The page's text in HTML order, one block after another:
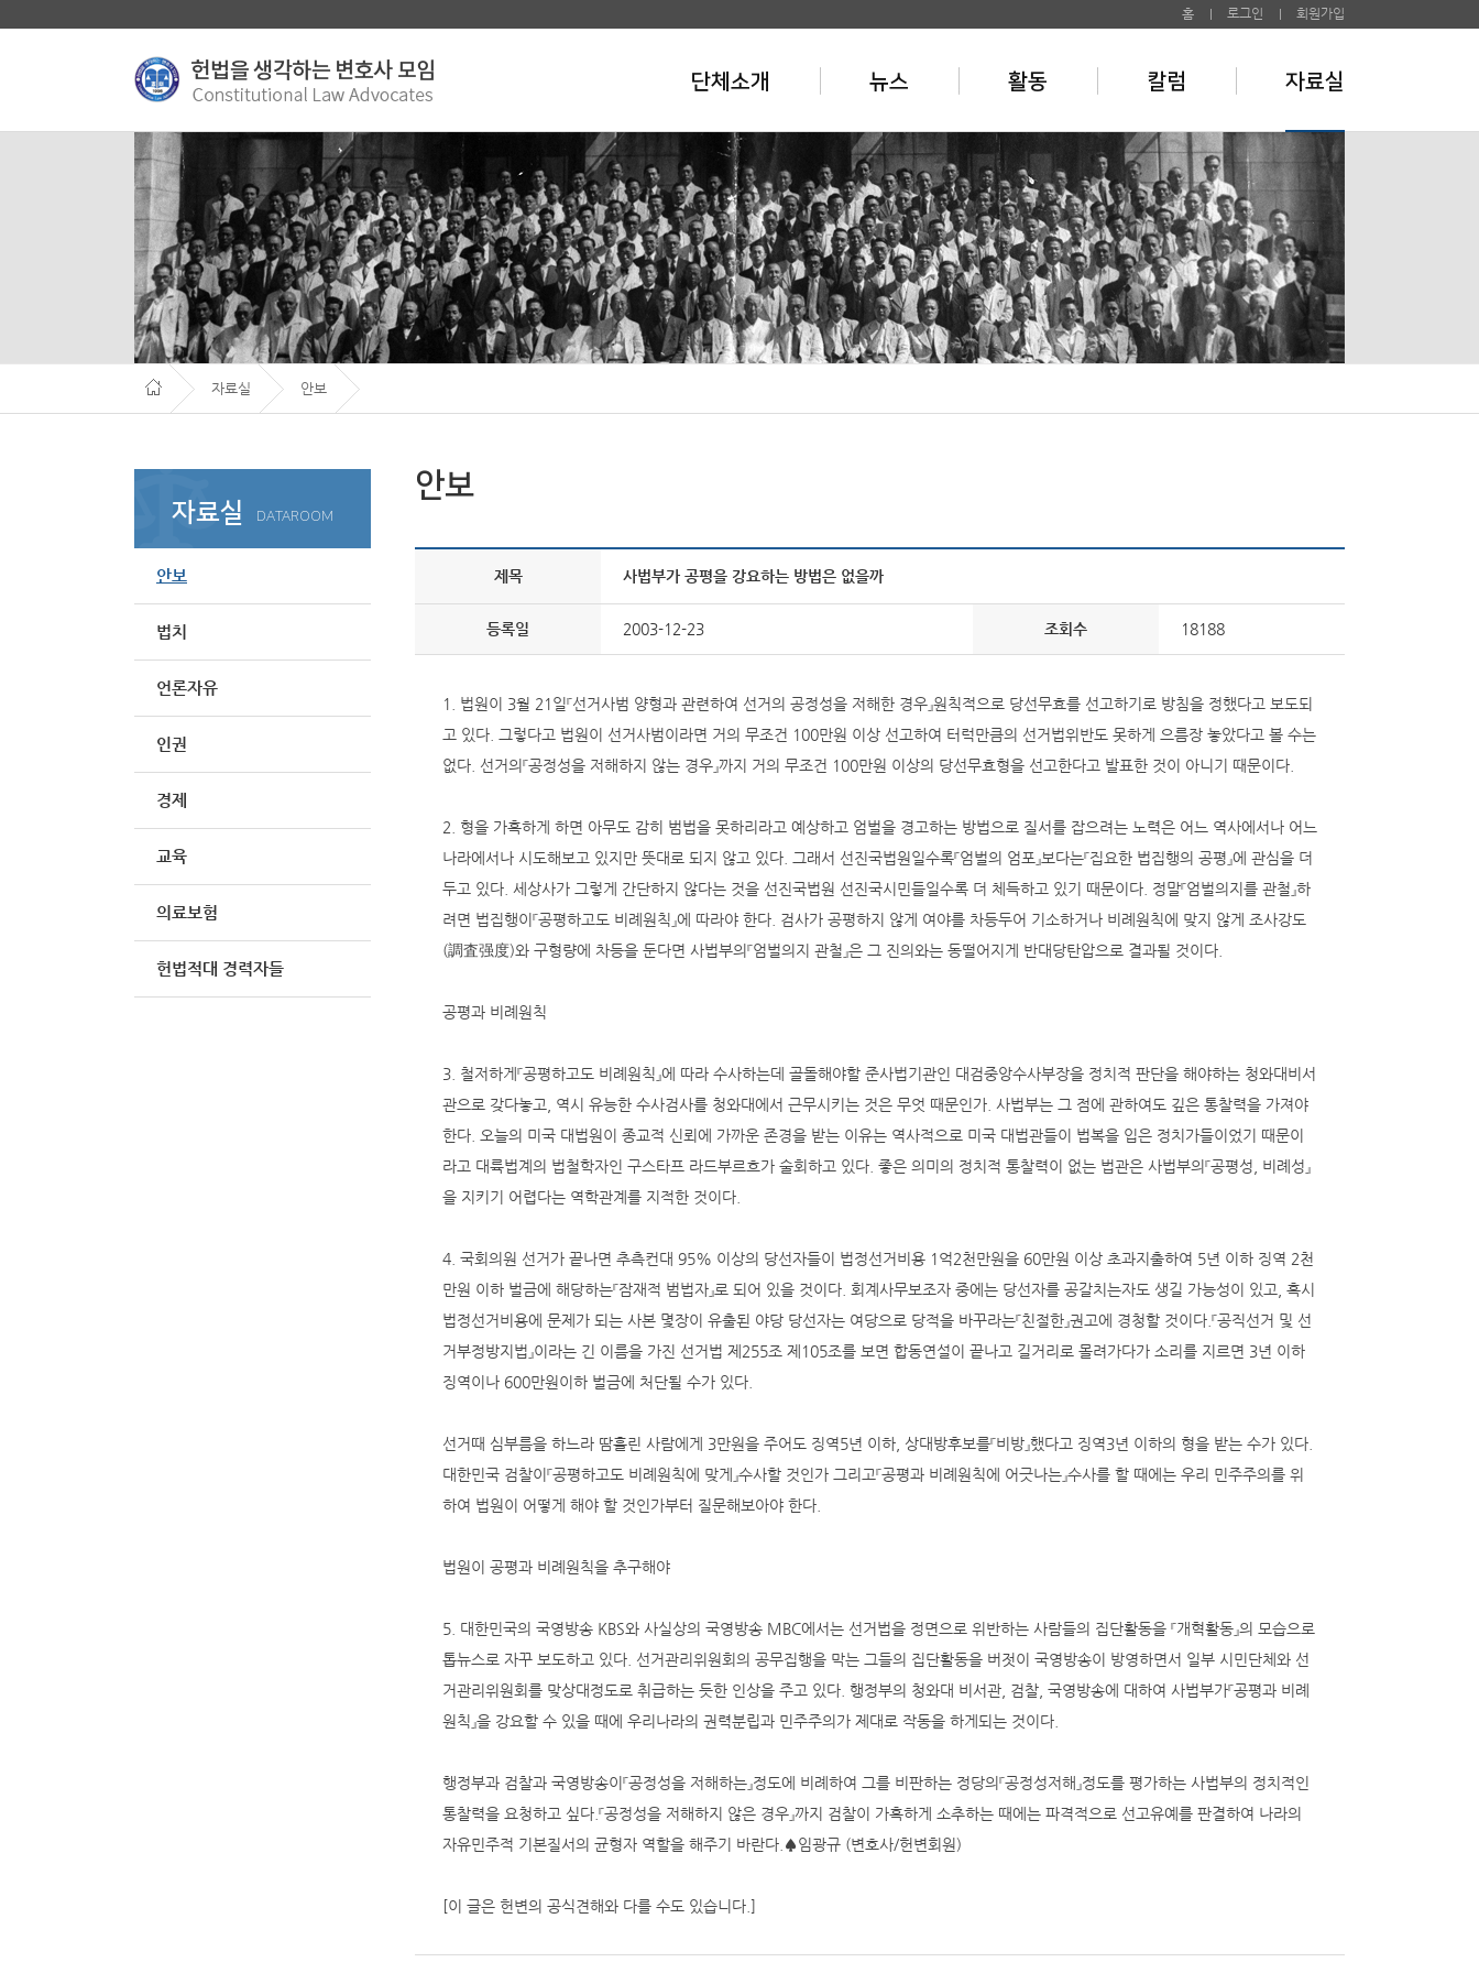
홈 로그인 회원가입
단체소개 뉴스 활동 칼럼 자료실
자료실 안보
자료실 DATAROOM
안보
법치
언론자유
인권
경제
교육
의료보험
헌법적대 경력자들
안보
제목 사법부가 공평을 강요하는 방법은 없을까
등록일 2003-12-23 조회수 18188
1. 법원이 3월 21일『선거사범 양형과 관련하여 선거의 공정성을 저해한 경우』원칙적으로 당선무효를 선고하기로 방침을 정했다고 보도되
고 있다. 그렇다고 법원이 선거사범이라면 거의 무조건 100만원 이상 선고하여 터럭만큼의 선거법위반도 못하게 으름장 놓았다고 볼 수는
없다. 선거의『공정성을 저해하지 않는 경우』까지 거의 무조건 100만원 이상의 당선무효형을 선고한다고 발표한 것이 아니기 때문이다.
2. 형을 가혹하게 하면 아무도 감히 범법을 못하리라고 예상하고 엄벌을 경고하는 방법으로 질서를 잡으려는 노력은 어느 역사에서나 어느
나라에서나 시도해보고 있지만 뜻대로 되지 않고 있다. 그래서 선진국법원일수록『엄벌의 엄포』보다는『집요한 법집행의 공평』에 관심을 더
두고 있다. 세상사가 그렇게 간단하지 않다는 것을 선진국법원 선진국시민들일수록 더 체득하고 있기 때문이다. 정말『엄벌의지를 관철』하
려면 법집행이『공평하고도 비례원칙』에 따라야 한다. 검사가 공평하지 않게 여야를 차등두어 기소하거나 비례원칙에 맞지 않게 조사강도
(調査强度)와 구형량에 차등을 둔다면 사법부의『엄벌의지 관철』은 그 진의와는 동떨어지게 반대당탄압으로 결과될 것이다.
공평과 비례원칙
3. 철저하게『공평하고도 비례원칙』에 따라 수사하는데 골돌해야할 준사법기관인 대검중앙수사부장을 정치적 판단을 해야하는 청와대비서
관으로 갖다놓고, 역시 유능한 수사검사를 청와대에서 근무시키는 것은 무엇 때문인가. 사법부는 그 점에 관하여도 깊은 통찰력을 가져야
한다. 오늘의 미국 대법원이 종교적 신뢰에 가까운 존경을 받는 이유는 역사적으로 미국 대법관들이 법복을 입은 정치가들이었기 때문이
라고 대륙법계의 법철학자인 구스타프 라드부르흐가 술회하고 있다. 좋은 의미의 정치적 통찰력이 없는 법관은 사법부의『공평성, 비례성』
을 지키기 어렵다는 역학관계를 지적한 것이다.
4. 국회의원 선거가 끝나면 추측컨대 95% 이상의 당선자들이 법정선거비용 1억2천만원을 60만원 이상 초과지출하여 5년 이하 징역 2천
만원 이하 벌금에 해당하는『잠재적 범법자』로 되어 있을 것이다. 회계사무보조자 중에는 당선자를 공갈치는자도 생길 가능성이 있고, 혹시
법정선거비용에 문제가 되는 사본 몇장이 유출된 야당 당선자는 여당으로 당적을 바꾸라는『친절한』권고에 경청할 것이다.『공직선거 및 선
거부정방지법』이라는 긴 이름을 가진 선거법 제255조 제105조를 보면 합동연설이 끝나고 길거리로 몰려가다가 소리를 지르면 3년 이하
징역이나 600만원이하 벌금에 처단될 수가 있다.
선거때 심부름을 하느라 땀흘린 사람에게 3만원을 주어도 징역5년 이하, 상대방후보를『비방』했다고 징역3년 이하의 형을 받는 수가 있다.
대한민국 검찰이『공평하고도 비례원칙에 맞게』수사할 것인가 그리고『공평과 비례원칙에 어긋나는』수사를 할 때에는 우리 민주주의를 위
하여 법원이 어떻게 해야 할 것인가부터 질문해보아야 한다.
법원이 공평과 비례원칙을 추구해야
5. 대한민국의 국영방송 KBS와 사실상의 국영방송 MBC에서는 선거법을 정면으로 위반하는 사람들의 집단활동을 『개혁활동』의 모습으로
톱뉴스로 자꾸 보도하고 있다. 선거관리위원회의 공무집행을 막는 그들의 집단활동을 버젓이 국영방송이 방영하면서 일부 시민단체와 선
거관리위원회를 맞상대정도로 취급하는 듯한 인상을 주고 있다. 행정부의 청와대 비서관, 검찰, 국영방송에 대하여 사법부가『공평과 비례
원칙』을 강요할 수 있을 때에 우리나라의 권력분립과 민주주의가 제대로 작동을 하게되는 것이다.
행정부과 검찰과 국영방송이『공정성을 저해하는』정도에 비례하여 그를 비판하는 정당의『공정성저해』정도를 평가하는 사법부의 정치적인
통찰력을 요청하고 싶다.『공정성을 저해하지 않은 경우』까지 검찰이 가혹하게 소추하는 때에는 파격적으로 선고유예를 판결하여 나라의
자유민주적 기본질서의 균형자 역할을 해주기 바란다.♠임광규 (변호사/헌변회원)
[이 글은 헌변의 공식견해와 다를 수도 있습니다.]